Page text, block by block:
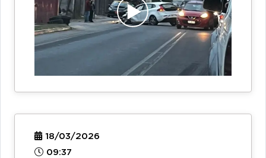
18/03/2026
09:37